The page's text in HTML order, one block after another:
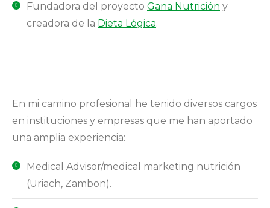
Fundadora del proyecto Gana Nutrición y
creadora de la Dieta Lógica.
En mi camino profesional he tenido diversos cargos
en instituciones y empresas que me han aportado
una amplia experiencia:
Medical Advisor/medical marketing nutrición
(Uriach, Zambon).